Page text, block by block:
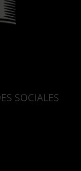
SOCIALES